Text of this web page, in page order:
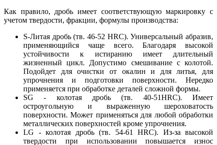
Как правило, дробь имеет соответствующую маркировку с
учетом твердости, фракции, формулы производства:
S-Литая дробь (тв. 46-52 HRC). Универсальный абразив,
применяющийся чаще всего. Благодаря высокой
устойчивости к истиранию имеет длительный
жизненный цикл. Допустимо смешивание с колотой.
Подойдет для очистки от окалин и для литья, для
упрочнения и подготовки поверхности. Нередко
применяется при обработке деталей сложной формы.
SG - колотая дробь (тв. 40-51HRC). Имеет
остроугольную и выраженную шероховатость
поверхности. Может применяться для любой обработки
металлических поверхностей кроме упрочнения.
LG - колотая дробь (тв. 54-61 HRC). Из-за высокой
твердости при использовании повышается износ